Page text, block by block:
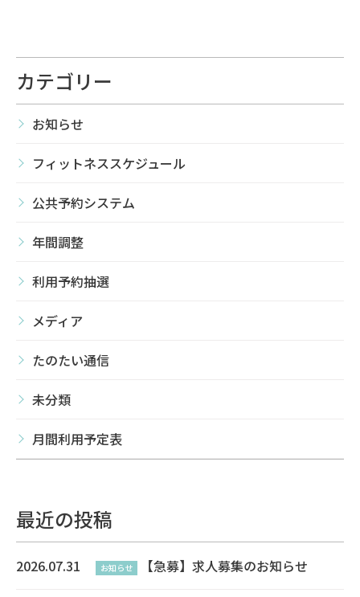
カテゴリー
お知らせ
フィットネススケジュール
公共予約システム
年間調整
利用予約抽選
メディア
たのたい通信
未分類
月間利用予定表
最近の投稿
2026.07.31 お知らせ 【急募】求人募集のお知らせ